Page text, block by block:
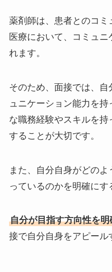
薬剤師は、患者とのコミ
医療において、コミュ
れます。
そのため、面接では、自
ュニケーション能力を
な職務経験やスキルを
することが大切です。
また、自分自身がどの
っているのかを明確にす
自分が目指す方向性を
接で自分自身をアピール